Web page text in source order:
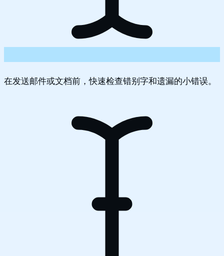
在发送邮件或文档前，快速检查错别字和遗漏的小错误。